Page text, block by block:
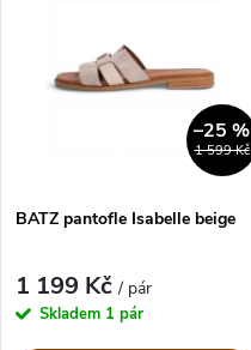
p
r
Abecedně
s
p
r
1 599 Kč
–25 %
BATZ pantofle Isabelle beige
1 199 Kč/ pár
Skladem 1 pár